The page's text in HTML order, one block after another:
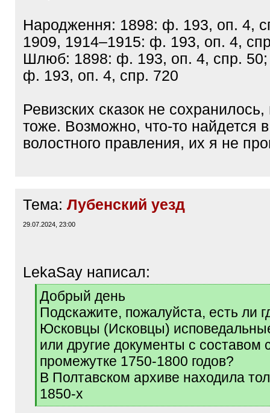
Народження: 1898: ф. 193, оп. 4,
1909, 1914–1915: ф. 193, оп. 4,
Шлюб: 1898: ф. 193, оп. 4, спр. 50;
ф. 193, оп. 4, спр. 720
Ревизских сказок не сохранилось,
тоже. Возможно, что-то найдется
волостного правления, их я не
Тема: Лубенский уезд
29.07.2024, 23:00
LekaSay написал:
q
Добрый день
Подскажите, пожалуйста, есть ли
Юсковцы (Исковцы)
или другие документы с составом
промежутке 1750-1800 годов?
В Полтавском архиве находила
1850-х
[